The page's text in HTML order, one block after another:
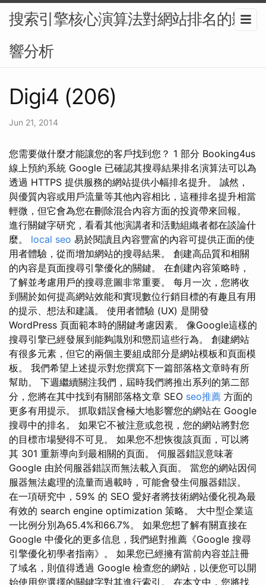
搜索引擎核心演算法對網站排名的影
響分析
Digi4 (206)
Jun 21, 2014
您需要做什麼才能讓您的客戶找到您？ 1 部分 Booking4us
線上預約系統 Google 已確認其搜尋結果排名演算法可以為
透過 HTTPS 提供服務的網站提供小幅排名提升。 誠然，
與優質內容或用戶流量等其他內容相比，這種排名提升相當
輕微，但它會為您在刪除混合內容方面的投資帶來回報。
進行關鍵字研究，看看其他演講者和活動組織者都在談論什
麼。 local seo 易於閱讀且內容豐富的內容可提供正面的使
用者體驗，從而增加網站的搜尋結果。 創建高品質和相關
的內容是頁面搜尋引擎優化的關鍵。 在創建內容策略時，
了解並考慮用戶的搜尋意圖非常重要。 每月一次，您將收
到關於如何提高網站效能和實現數位行銷目標的有趣且有用
的提示、想法和建議。 使用者體驗 (UX) 是開發
WordPress 頁面範本時的關鍵考慮因素。 像Google這樣的
搜尋引擎已經發展到能夠識別和懲罰這些行為。 創建網站
有很多元素，但它的兩個主要組成部分是網站模板和頁面模
板。 我們希望上述提示對您撰寫下一篇部落格文章時有所
幫助。 下週繼續關注我們，屆時我們將推出系列的第二部
分，您將在其中找到有關部落格文章 SEO seo推薦 方面的
更多有用提示。 抓取錯誤會極大地影響您的網站在 Google
搜尋中的排名。 如果它不被注意或忽視，您的網站將對您
的目標市場變得不可見。 如果您不想恢復該頁面，可以將
其 301 重新導向到最相關的頁面。 伺服器錯誤意味著
Google 由於伺服器錯誤而無法載入頁面。 當您的網站因伺
服器無法處理的流量而過載時，可能會發生伺服器錯誤。
在一項研究中，59% 的 SEO 愛好者將技術網站優化視為最
有效的 search engine optimization 策略。 大中型企業這
一比例分別為65.4%和66.7%。 如果您想了解有關直接在
Google 中優化的更多信息，我們絕對推薦《Google 搜尋
引擎優化初學者指南》。 如果您已經擁有當前內容並註冊
了域名，則值得透過 Google 檢查您的網站，以便您可以開
始使用您選擇的關鍵字對其進行索引。 在本文中，您將找